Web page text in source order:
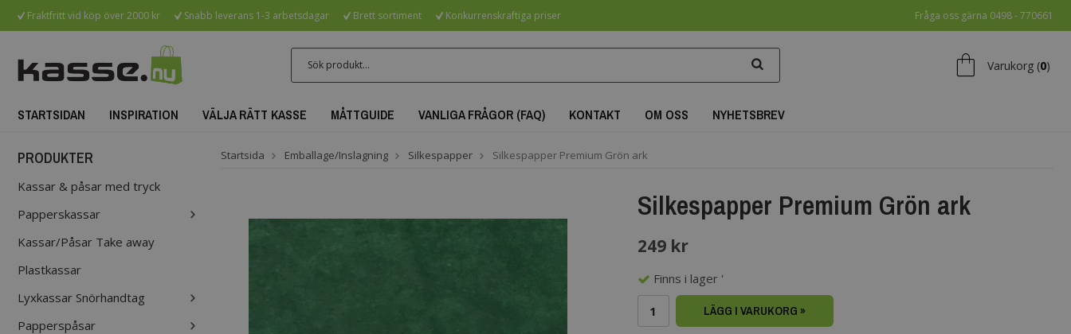
Fraktfritt vid köp över 2000 kr Snabb leverans 1-3 arbetsdagar Brett sortiment Konkurrenskraftiga priser Fråga oss gärna 0498 - 770661
shopping_bag Varukorg (0)
STARTSIDAN INSPIRATION VÄLJA RÄTT KASSE MÅTTGUIDE VANLIGA FRÅGOR (FAQ) KONTAKT OM OSS NYHETSBREV
PRODUKTER
Kassar & påsar med tryck
Papperskassar
Kassar/Påsar Take away
Plastkassar
Lyxkassar Snörhandtag
Papperspåsar
Startsida Emballage/Inslagning Silkespapper Silkespapper Premium Grön ark
Silkespapper Premium Grön ark
249 kr
Finns i lager '
LÄGG I VARUKORG »